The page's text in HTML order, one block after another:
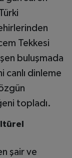
Tekkesi
buluşmada
canlı dinleme
topladı.
şair ve